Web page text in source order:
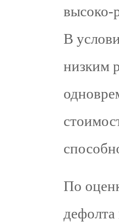
высоко-
В
низким
По